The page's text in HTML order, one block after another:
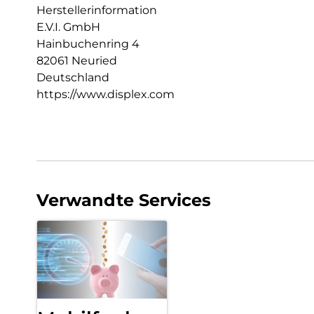
Herstellerinformation
E.V.I. GmbH
Hainbuchenring 4
82061 Neuried
Deutschland
https://www.displex.com
Verwandte Services